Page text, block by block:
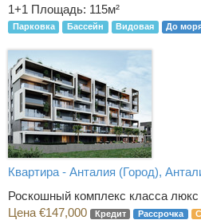
1+1 Площадь: 115м²
Парковка Бассейн Видовая До
Квартира - Анталия (Город),
Роскошный комплекс класса
Цена €147,000
Кредит Рассрочка